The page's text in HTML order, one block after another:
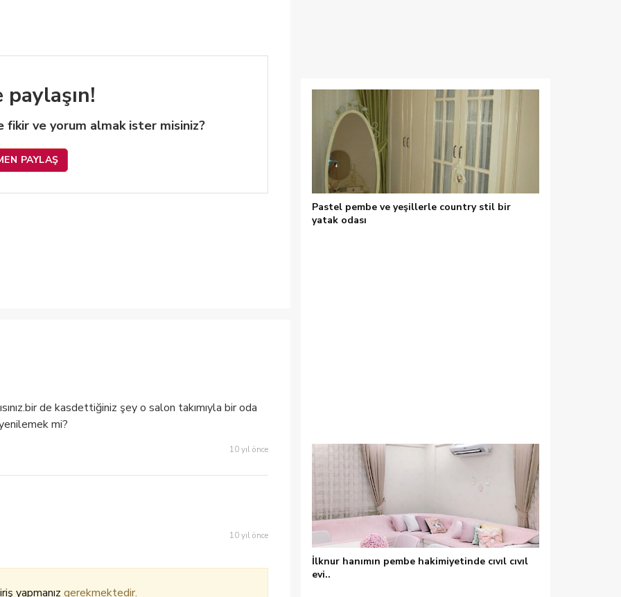
paylaşın!
fikir ve yorum almak ister misiniz?
PAYLAŞ
de kasdettiğiniz şey o salon takımıyla bir oda
mi?
10 yıl önce
10 yıl önce
yapmanız gerekmektedir.
Pastel pembe ve yeşillerle country stil bir
yatak odası
İlknur hanımın pembe hakimiyetinde cıvıl cıvıl
evi..